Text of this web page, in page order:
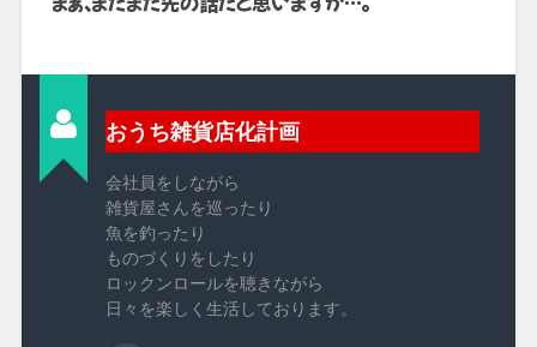
おうち雑貨店化計画
会社員をしながら
雑貨屋さんを巡ったり
魚を釣ったり
ものづくりをしたり
ロックンロールを聴きながら
日々を楽しく生活しております。